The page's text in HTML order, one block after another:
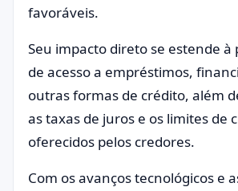
favoráveis.
Seu impacto direto se estende à
de acesso a empréstimos,
outras formas de crédito, além
as taxas de juros e os limites de
oferecidos pelos credores.
Com os avanços tecnológicos e